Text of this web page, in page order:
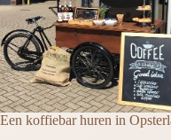
Een koffiebar huren in